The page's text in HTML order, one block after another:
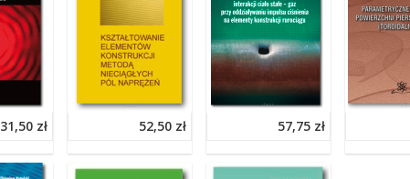
31,50 zł 52,50 zł 57,75 zł